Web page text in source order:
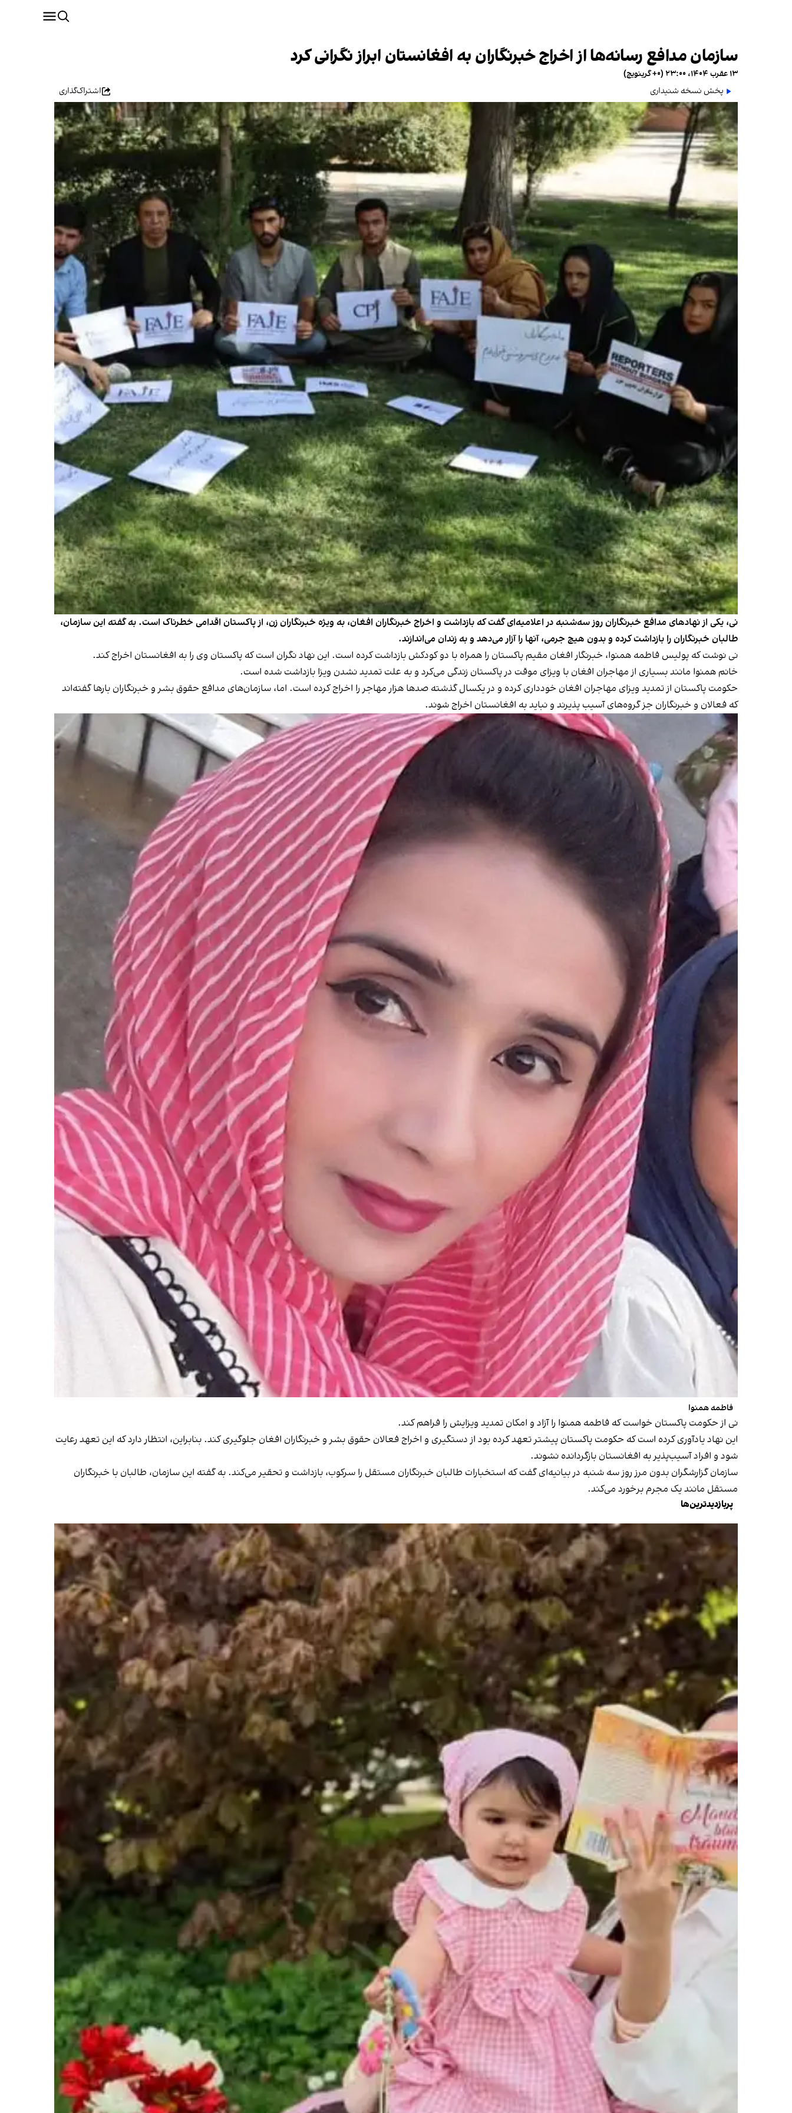
سازمان مدافع رسانه‌ها از اخراج خبرنگاران به افغانستان ابراز نگرانی کرد
۱۳ عقرب ۱۴۰۴، ۲۳:۰۰ (‎+۰ گرینویچ)
پخش نسخه شنیداری
اشتراک‌گذاری
نی، یکی از نهادهای مدافع خبرنگاران روز سه‌شنبه در اعلامیه‌ای گفت که بازداشت و اخراج خبرنگاران افغان، به ویژه خبرنگاران زن، از پاکستان اقدامی خطرناک است. به گفته این سازمان،
طالبان خبرنگاران را بازداشت کرده و بدون هیچ جرمی، آنها را آزار می‌دهد و به زندان می‌اندازند.
نی نوشت که پولیس فاطمه همنوا، خبرنگار افغان مقیم پاکستان را همراه با دو کودکش بازداشت کرده است. این نهاد نگران است که پاکستان وی را به افغانستان اخراج کند.
خانم همنوا مانند بسیاری از مهاجران افغان با ویزای موقت در پاکستان زندگی می‌کرد و به علت تمدید نشدن ویزا بازداشت شده است.
حکومت پاکستان از تمدید ویزای مهاجران افغان خودداری کرده و در یکسال گذشته صدها هزار مهاجر را اخراج کرده است. اما، سازمان‌های مدافع حقوق بشر و خبرنگاران بارها گفته‌اند
که فعالان و خبرنگاران جز گروه‌های آسیب پذیرند و نباید به افغانستان اخراج شوند.
فاطمه همنوا
نی از حکومت پاکستان خواست که فاطمه همنوا را آزاد و امکان تمدید ویزایش را فراهم کند.
این نهاد یادآوری کرده است که حکومت پاکستان پیشتر تعهد کرده بود از دستگیری و اخراج فعالان حقوق بشر و خبرنگاران افغان جلوگیری کند. بنابراین، انتظار دارد که این تعهد رعایت
شود و افراد آسیب‌پذیر به افغانستان بازگردانده نشوند.
سازمان گزارشگران بدون مرز روز سه شنبه در بیانیه‌ای گفت که استخبارات طالبان خبرنگاران مستقل را سرکوب، بازداشت و تحقیر می‌کند. به گفته این سازمان، طالبان با خبرنگاران
مستقل مانند یک مجرم برخورد می‌کند.
پربازدیدترین‌ها